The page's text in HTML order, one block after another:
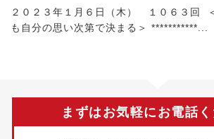
２０２３年１月６日（木） １０６３回
も自分の思い次第で決まる＞ ***********...
まずはお気軽にお電話